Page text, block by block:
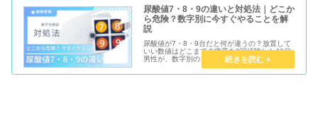
尿酸値7・8・9の違いと対処法｜どこか
ら危険？数字別に今すぐやることを解
説
尿酸値が7・8・9台だと何が違うの？放置して
いい数値はどこまで？痛風を2回経験した40代
男性が、数字別のリスクと今日からできる対策
をわかりやすく解説します。